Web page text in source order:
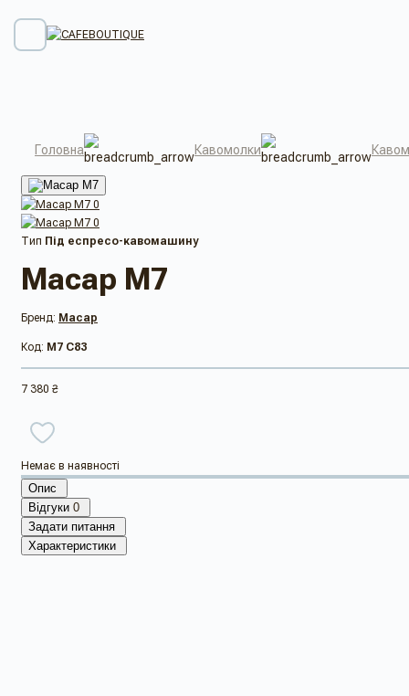
Головна Кавомолки
Тип Під еспресо-кавомашину
Macap M7
Бренд: Macap
Код: M7 С83
7 380 ₴
Немає в наявності
Опис
Відгуки 0
Задати питання
Характеристики